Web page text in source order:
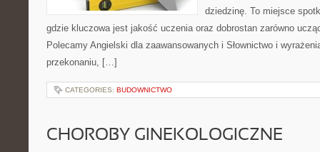
dziedzinę. To miejsce
gdzie kluczowa jest jakość uczenia oraz dobrostan zarówno
Polecamy Angielski dla zaawansowanych i Słownictwo i
przekonaniu, […]
CATEGORIES: BUDOWNICTWO
CHOROBY GINEKOLOGICZNE